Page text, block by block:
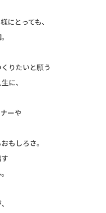
にとっても、
りたいと願う
に、
ーや
もしろさ。